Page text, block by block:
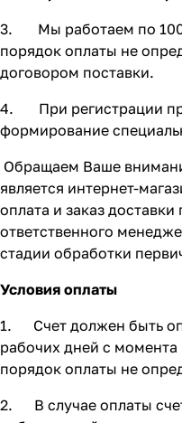
3. Мы работаем по
порядок оплаты не
договором поставки.
4. При регистрации
формирование
Обращаем Ваше
является интернет-
оплата и заказ
ответственного
стадии обработки
Условия оплаты
1. Счет должен быть
рабочих дней с
порядок оплаты не
2. В случае оплаты